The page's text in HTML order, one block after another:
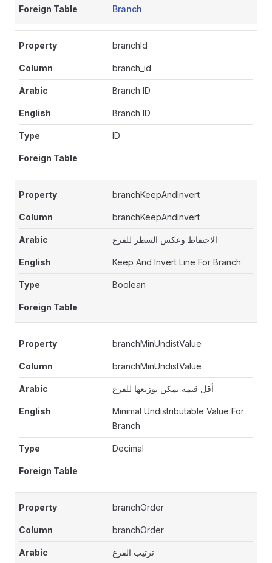
Branch
branchId
branch_id
Branch ID
Branch ID
ID
branchKeepAndInvert
branchKeepAndInvert
الاحتفاظ وعكس السطر للفرع
Keep And Invert Line For Branch
Boolean
branchMinUndistValue
branchMinUndistValue
أقل قيمة يمكن توزيعها للفرع
Minimal Undistributable Value For
Branch
Decimal
branchOrder
branchOrder
ترتيب الفرع